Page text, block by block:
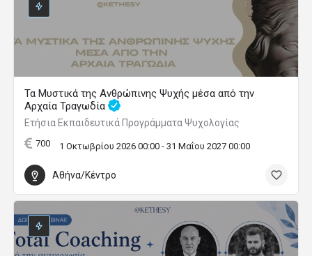
Τα Μυστικά της Ανθρώπινης Ψυχής μέσα από την
Αρχαία Τραγωδία
Ετήσια Εκπαιδευτικά Προγράμματα Ψυχολογίας
700 1 Οκτωβρίου 2026 00:00 - 31 Μαΐου 2027 00:00
Αθήνα/Κέντρο